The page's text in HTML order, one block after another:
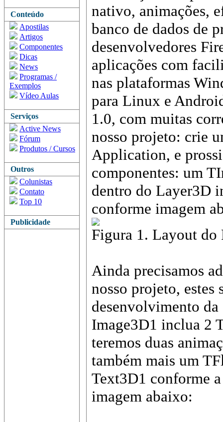
Conteúdo
Apostilas
Artigos
Componentes
Dicas
News
Programas /
Exemplos
Vídeo Aulas
Serviços
Active News
Fórum
Produtos / Cursos
Outros
Colunistas
Contato
Top 10
Publicidade
nativo, animações,
banco de dados de
desenvolvedores
aplicações com
nas plataformas
para Linux e
1.0, com muitas
nosso projeto: crie
Application, e
componentes: um
dentro do Layer3D
conforme imagem
Figura 1. Layout do
Ainda precisamos
nosso projeto, estes
desenvolvimento
Image3D1 inclua 2
teremos duas
também mais um
Text3D1 conforme
imagem abaixo: